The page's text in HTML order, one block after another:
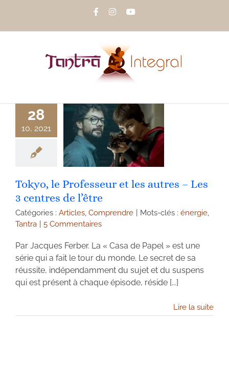
contenu
FacebookInstagram
28
10, 2021
Tokyo, le Professeur et les autres – Les
3 centres de l’être
Catégories : Articles, Comprendre Mots-clés : énergie,
Tantra
5 Commentaires
Par Jacques Ferber. La « Casa de Papel » est une
série qui a fait le tour du monde. Le secret de sa
réussite, indépendamment du sujet et du suspens
qui est présent à chaque épisode, réside [...]
Lire la suite